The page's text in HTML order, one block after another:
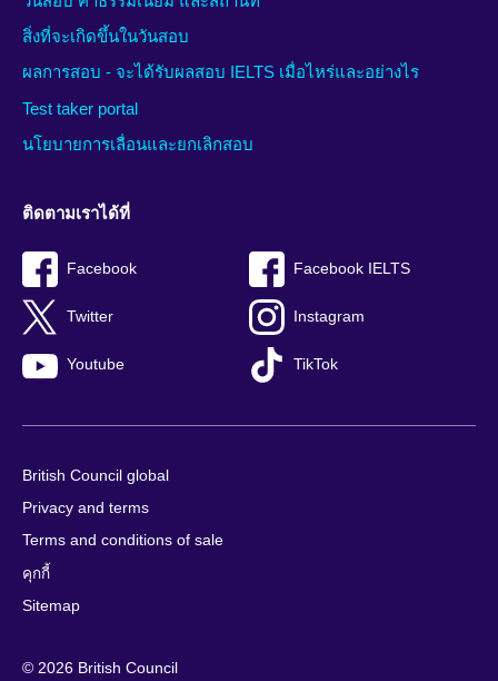
สิ่งที่จะเกิดขึ้นในวันสอบ
ผลการสอบ - จะได้รับผลสอบ IELTS เมื่อไหร่และอย่างไร
Test taker portal
นโยบายการเลื่อนและยกเลิกสอบ
ติดตามเราได้ที่
Facebook Facebook IELTS
Twitter Instagram
Youtube TikTok
British Council global
Privacy and terms
Terms and conditions of sale
คุกกี้
Sitemap
© 2026 British Council